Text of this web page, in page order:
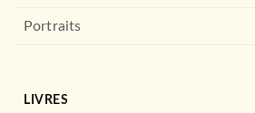
Portraits
LIVRES